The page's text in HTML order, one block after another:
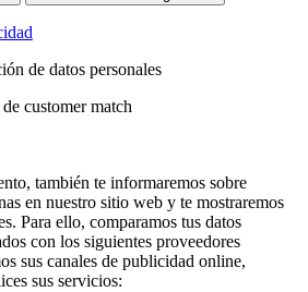
de datos personales
customer match
también te informaremos sobre
en nuestro sitio web y te mostraremos
Para ello, comparamos tus datos
con los siguientes proveedores
sus canales de publicidad online,
sus servicios: